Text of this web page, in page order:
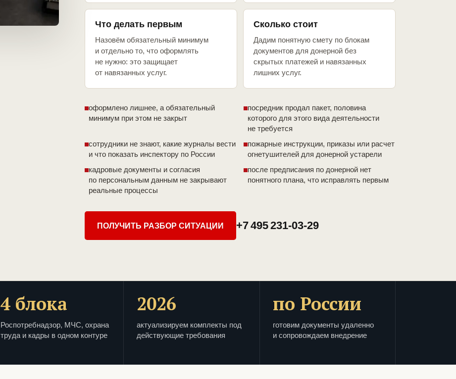
Что делать первым
Назовём обязательный минимум
и отдельно то, что оформлять
не нужно: это защищает
от навязанных услуг.
Сколько стоит
Дадим понятную смету по блокам
документов для донерной без
скрытых платежей и навязанных
лишних услуг.
оформлено лишнее, а обязательный
минимум при этом не закрыт
посредник продал пакет, половина
которого для этого вида деятельности
не требуется
сотрудники не знают, какие журналы вести
и что показать инспектору по России
пожарные инструкции, приказы или расчет
огнетушителей для донерной устарели
кадровые документы и согласия
по персональным данным не закрывают
реальные процессы
после предписания по донерной нет
понятного плана, что исправлять первым
ПОЛУЧИТЬ РАЗБОР СИТУАЦИИ +7 495 231-03-29
4 блока
Роспотребнадзор, МЧС, охрана
труда и кадры в одном контуре
2026
актуализируем комплекты под
действующие требования
по России
готовим документы удаленно
и сопровождаем внедрение